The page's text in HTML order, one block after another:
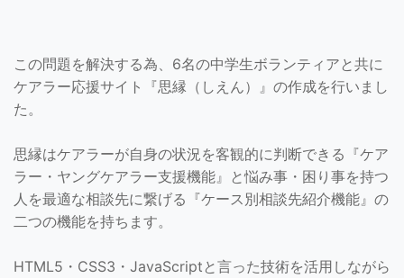
この問題を解決する為、6名の中学生ボランティアと共に
ケアラー応援サイト『思縁（しえん）』の作成を行いまし
た。
思縁はケアラーが自身の状況を客観的に判断できる『ケア
ラー・ヤングケアラー支援機能』と悩み事・困り事を持つ
人を最適な相談先に繋げる『ケース別相談先紹介機能』の
二つの機能を持ちます。
HTML5・CSS3・JavaScriptと言った技術を活用しながら